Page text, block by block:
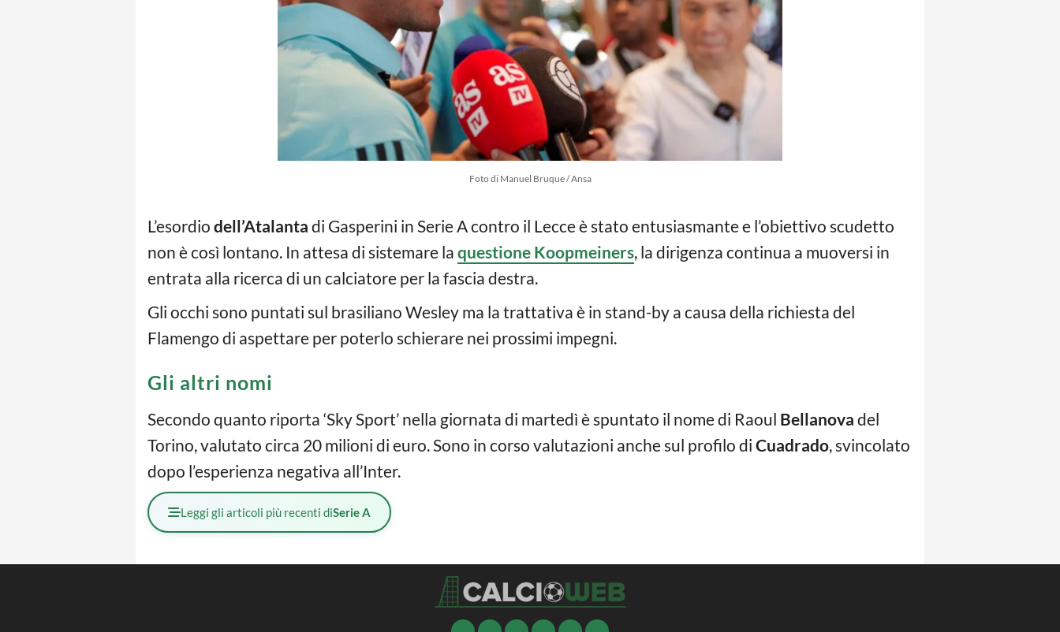
Foto di Manuel Bruque / Ansa
L’esordio dell’Atalanta di Gasperini in Serie A contro il Lecce è stato entusiasmante e l’obiettivo scudetto
non è così lontano. In attesa di sistemare la questione Koopmeiners, la dirigenza continua a muoversi in
entrata alla ricerca di un calciatore per la fascia destra.
Gli occhi sono puntati sul brasiliano Wesley ma la trattativa è in stand-by a causa della richiesta del
Flamengo di aspettare per poterlo schierare nei prossimi impegni.
Gli altri nomi
Secondo quanto riporta ‘Sky Sport’ nella giornata di martedì è spuntato il nome di Raoul Bellanova del
Torino, valutato circa 20 milioni di euro. Sono in corso valutazioni anche sul profilo di Cuadrado, svincolato
dopo l’esperienza negativa all’Inter.
Leggi gli articoli più recenti diSerie A